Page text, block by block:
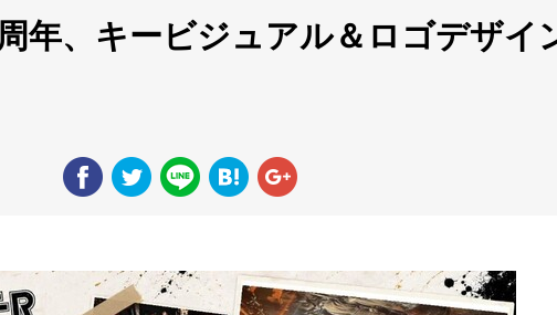
年、キービジュアル＆ロゴデザイ